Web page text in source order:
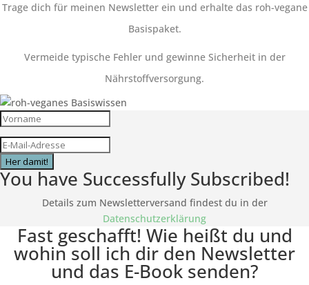
Trage dich für meinen Newsletter ein und erhalte das roh-vegane
Basispaket.
Vermeide typische Fehler und gewinne Sicherheit in der
Nährstoffversorgung.
Her damit!
You have Successfully Subscribed!
Details zum Newsletterversand findest du in der
Datenschutzerklärung
Fast geschafft! Wie heißt du und
wohin soll ich dir den Newsletter
und das E-Book senden?